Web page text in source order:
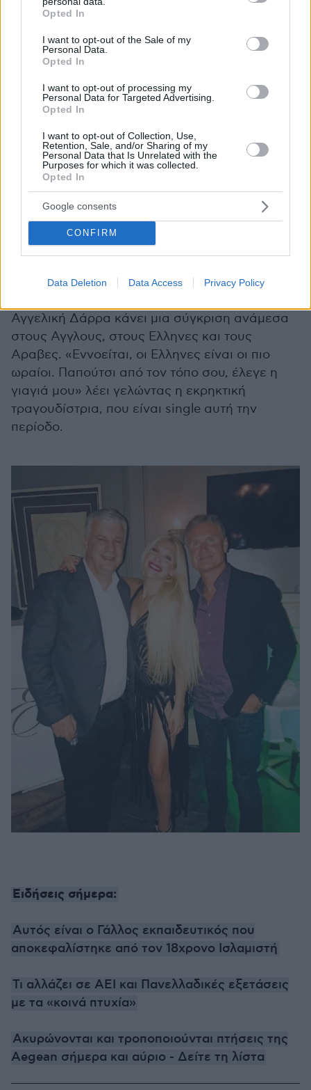
grant or deny consent to Google and its third-party tags to
use your data for below specified purposes in below Google
consent section.
Opted In
I want to opt-out of the Sale of my
Personal Data.
Opted In
I want to opt-out of processing my
Personal Data for Targeted Advertising.
Opted In
I want to opt-out of Collection, Use,
Retention, Sale, and/or Sharing of my
Personal Data that Is Unrelated with the
Purposes for which it was collected.
Opted In
Google consents
CONFIRM
Data Deletion Data Access Privacy Policy
άνθρωπος όμως δεν ρισκάρω να βάλω σε
τονίζει και σχολιάζει κατόπιν τα νέα ωράρια
στα ελληνικά κέντρα διασκέδασης.
«Στο Λονδίνο έχω συνηθίσει τα διαφορετικά
ωράρια. Στην Ελλάδα θεωρώ πως ακόμη δεν
έχουμε συνηθίσει αυτό τον τρόπο, είναι κάτι
καινούργιο. Πες όμως ότι αυτό γίνεται, το πιο
δύσκολο για τους Ελληνες, πιστεύω, είναι να
τους πεις: Οχι χορό, δηλαδή να είναι μέσα στα
απογευματινά μπουζούκια και να κάθονται στο
τραπέζι τους… Είναι όμως μια κατάσταση
αναγκαία αυτή τη στιγμή, εύχομαι και
Αγγελική Δάρρα κάνει μια σύγκριση ανάμεσα
στους Αγγλους, στους Ελληνες και τους
Αραβες. «Εννοείται, οι Ελληνες είναι οι πιο
ωραίοι. Παπούτσι από τον τόπο σου, έλεγε η
γιαγιά μου» λέει γελώντας η εκρηκτική
τραγουδίστρια, που είναι single αυτή την
περίοδο.
Ειδήσεις σήμερα:
Αυτός είναι ο Γάλλος εκπαιδευτικός που
αποκεφαλίστηκε από τον 18χρονο Ισλαμιστή
Τι αλλάζει σε ΑΕΙ και Πανελλαδικές εξετάσεις
με τα «κοινά πτυχία»
Ακυρώνονται και τροποποιούνται πτήσεις της
Aegean σήμερα και αύριο - Δείτε τη λίστα